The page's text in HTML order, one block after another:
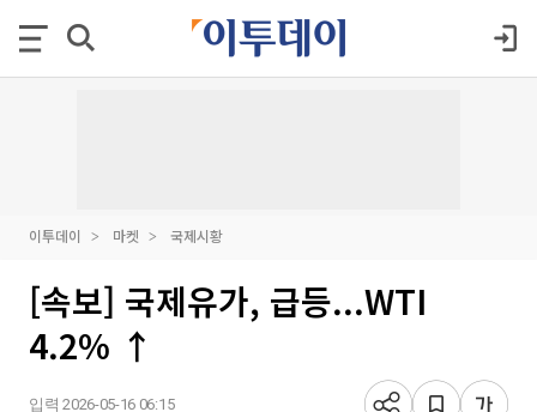
이투데이 마켓 국제시황
[속보] 국제유가, 급등...WTI
4.2% ↑
입력 2026-05-16 06:15